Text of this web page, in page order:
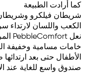
كما أرادت الطبيعة
شريطان فيلكرو
الكعب واللسان لارتداء
نعل PebbleComfort المرن 5 مم يتكيف مع كل خطوة
خامات مسامية وخفيفة
الأطفال حتى بعد ارتدائها
صندوق واسع للغاية عند